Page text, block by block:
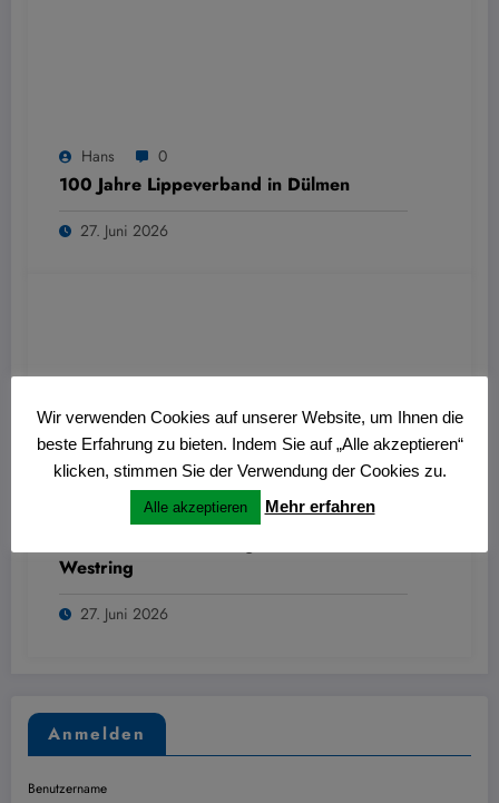
Hans 0
100 Jahre Lippeverband in Dülmen
27. Juni 2026
0
Westring
27. Juni 2026
Anmelden
Benutzername
Wir verwenden Cookies auf unserer Website, um Ihnen die
beste Erfahrung zu bieten. Indem Sie auf „Alle akzeptieren“
klicken, stimmen Sie der Verwendung der Cookies zu.
Alle akzeptieren Mehr erfahren